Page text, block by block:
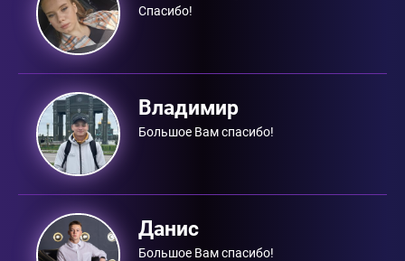
Спасибо!
Владимир
Большое Вам спасибо!
Данис
Большое Вам спасибо!